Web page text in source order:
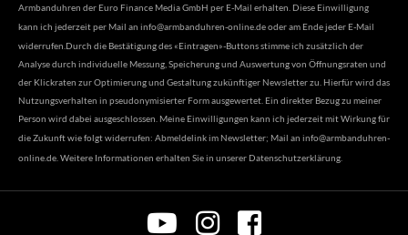
Armbanduhren der Euro Finance Media GmbH per E-Mail erhalten. Diese Einwilligung
kann ich jederzeit per Mail an info@armbanduhren-online.deoder am Ende jeder E-Mail
widerrufen.Durch die Bestätigung des «Eintragen»-Buttons stimme ich zusätzlich der
Analyse durch individuelle Messung, Speicherung und Auswertung von Öffnungsraten und
der Klickraten zur Optimierung und Gestaltung zukünftiger Newsletter zu. Hierfür wird das
Nutzungsverhalten in pseudonymisierter Form ausgewertet. Ein direkter Bezug zu meiner
Person wird dabei ausgeschlossen. Meine Einwilligungen kann ich jederzeit mit Wirkung für
die Zukunft wie folgt widerrufen: Abmeldelink im Newsletter; Mail an info@armbanduhren-
online.de . Weitere Informationen erhalten Sie in unserer Datenschutzerklärung